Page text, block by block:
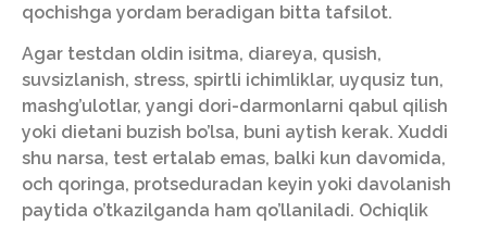
qochishga yordam beradigan bitta tafsilot.
Agar testdan oldin isitma, diareya, qusish,
suvsizlanish, stress, spirtli ichimliklar, uyqusiz tun,
mashg’ulotlar, yangi dori-darmonlarni qabul qilish
yoki dietani buzish bo’lsa, buni aytish kerak. Xuddi
shu narsa, test ertalab emas, balki kun davomida,
och qoringa, protseduradan keyin yoki davolanish
paytida o’tkazilganda ham qo’llaniladi. Ochiqlik